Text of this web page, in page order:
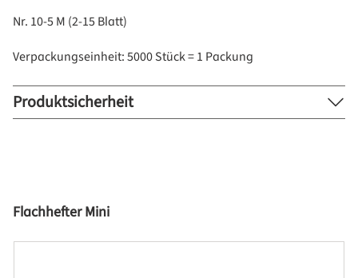
Nr. 10-5 M (2-15 Blatt)
Verpackungseinheit: 5000 Stück = 1 Packung
Produktsicherheit
Produktgalerie überspringen
Flachhefter Mini